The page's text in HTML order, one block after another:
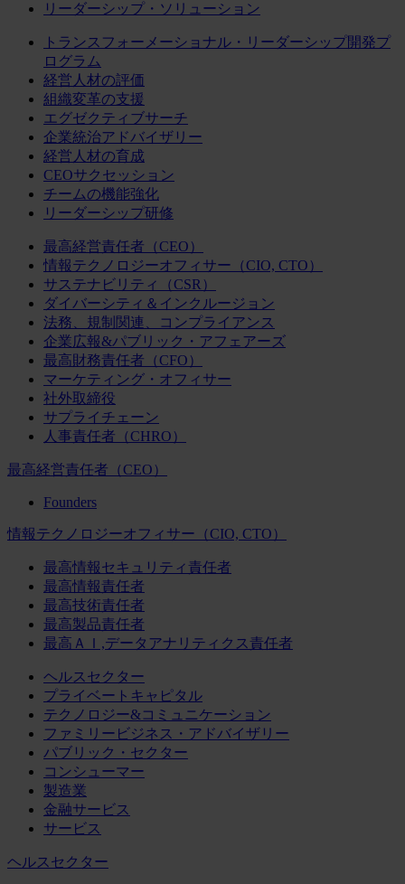
リーダーシップ・ソリューション
トランスフォーメーショナル・リーダーシップ開発プ
ログラム
経営人材の評価
組織変革の支援
エグゼクティブサーチ
企業統治アドバイザリー
経営人材の育成
CEOサクセッション
チームの機能強化
リーダーシップ研修
最高経営責任者（CEO）
情報テクノロジーオフィサー（CIO, CTO）
サステナビリティ（CSR）
ダイバーシティ＆インクルージョン
法務、規制関連、コンプライアンス
企業広報&パブリック・アフェアーズ
最高財務責任者（CFO）
マーケティング・オフィサー
社外取締役
サプライチェーン
人事責任者（CHRO）
最高経営責任者（CEO）
Founders
情報テクノロジーオフィサー（CIO, CTO）
最高情報セキュリティ責任者
最高情報責任者
最高技術責任者
最高製品責任者
最高ＡＩ,データアナリティクス責任者
ヘルスセクター
プライベートキャピタル
テクノロジー&コミュニケーション
ファミリービジネス・アドバイザリー
パブリック・セクター
コンシューマー
製造業
金融サービス
サービス
ヘルスセクター